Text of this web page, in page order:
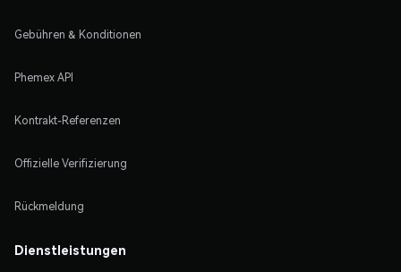
Gebühren & Konditionen
Phemex API
Kontrakt-Referenzen
Offizielle Verifizierung
Rückmeldung
Dienstleistungen